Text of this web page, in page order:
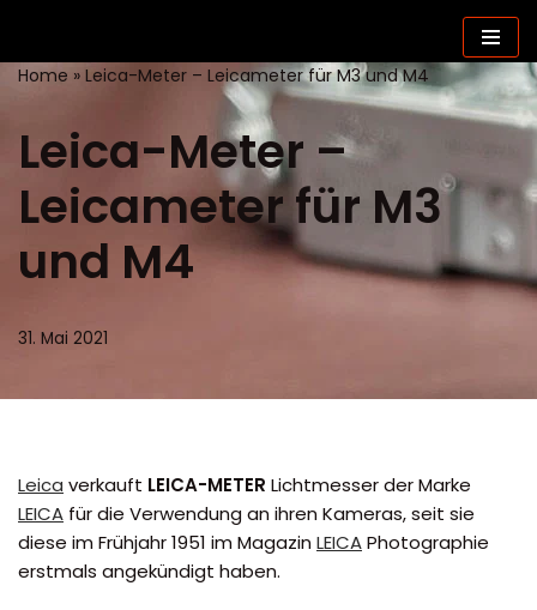
Zum
Home » Leica-Meter – Leicameter für M3 und M4
Leica-Meter –
Leicameter für M3
und M4
31. Mai 2021
Leica verkauft LEICA-METER Lichtmesser der Marke
LEICA für die Verwendung an ihren Kameras, seit sie
diese im Frühjahr 1951 im Magazin LEICAPhotographie
erstmals angekündigt haben.